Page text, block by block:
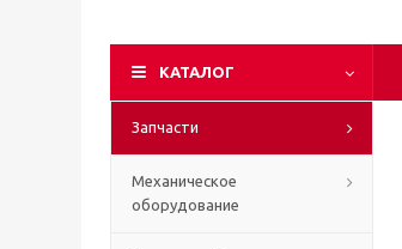
КАТАЛОГ
Запчасти
Механическое
оборудование